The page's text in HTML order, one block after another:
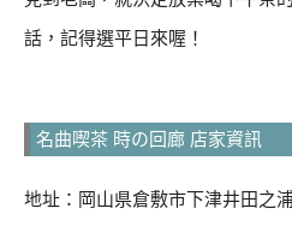
話，記得選平日來喔！
名曲喫茶 時の回廊 店家資訊
地址：岡山県倉敷市下津井田之